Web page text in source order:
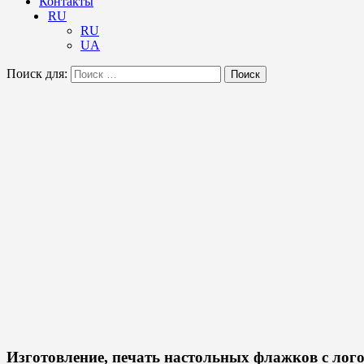
RU
RU
UA
Поиск для: Поиск
Изготовление, печать настольных флажков с